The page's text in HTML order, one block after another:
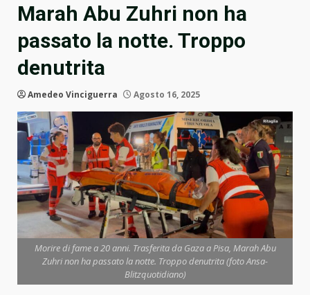
Marah Abu Zuhri non ha
passato la notte. Troppo
denutrita
Amedeo Vinciguerra Agosto 16, 2025
Morire di fame a 20 anni. Trasferita da Gaza a Pisa, Marah Abu
Zuhri non ha passato la notte. Troppo denutrita (foto Ansa-
Blitzquotidiano)